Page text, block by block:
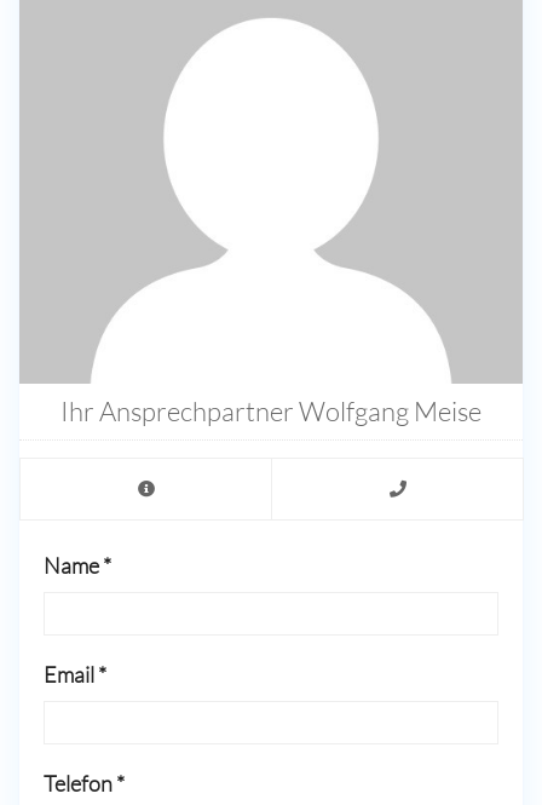
Ihr Ansprechpartner Wolfgang Meise
Name *
Email *
Telefon *